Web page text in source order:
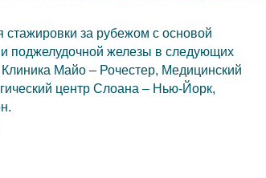
за рубежом с основой
поджелудочной железы в следующих
Майо – Рочестер, Медицинский
центр Слоана – Нью-Йорк,